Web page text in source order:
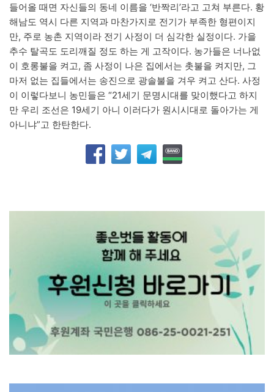
들어올 때면 자신들의 동네 이름을 ‘반짝리’라고 고쳐 부른다. 황
해남도 역시 다른 지역과 마찬가지로 전기가 부족한 형편이지
만, 주로 농촌 지역이라 전기 사정이 더 심각한 실정이다. 가을
추수 탈곡도 도리깨질 정도 하는 게 고작이다. 농가들은 너나없
이 호롱불을 켜고, 좀 사정이 나은 집에서는 촛불을 켜지만, 그
마저 없는 집들에서는 송진으로 광솔불을 겨우 켜고 산다. 사정
이 이렇다보니 농민들은 “21세기 문명시대를 맞이했다고 하지
만 우리 조선은 19세기 아니 이러다가 원시시대로 돌아가는 게
아니냐”고 한탄한다.